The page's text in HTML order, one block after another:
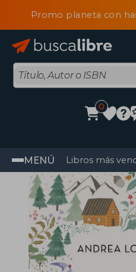
Promo planeta con
0
MENÚ Libros más